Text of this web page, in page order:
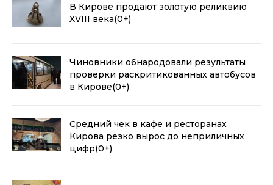
В Кирове продают золотую реликвию
XVIII века(0+)
Чиновники обнародовали результаты
проверки раскритикованных автобусов
в Кирове(0+)
Средний чек в кафе и ресторанах
Кирова резко вырос до неприличных
цифр(0+)